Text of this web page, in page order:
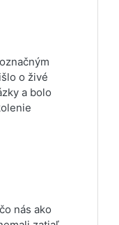
o živé
a bolo
nás ako